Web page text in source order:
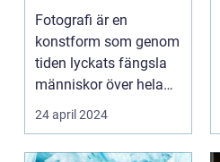
Fotografi är en
konstform som genom
tiden lyckats fängsla
människor över hela
v&...
24 april 2024